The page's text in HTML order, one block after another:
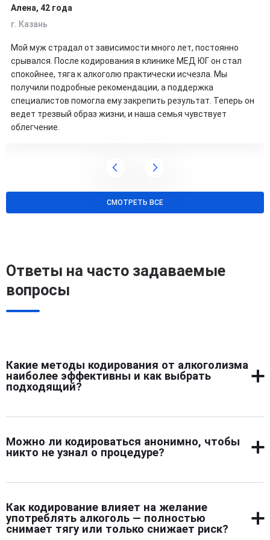
Алена, 42 года
г. Казань
Мой муж страдал от зависимости много лет, постоянно
срывался. После кодирования в клинике МЕД ЮГ он стал
спокойнее, тяга к алкоголю практически исчезла. Мы
получили подробные рекомендации, а поддержка
специалистов помогла ему закрепить результат. Теперь он
ведет трезвый образ жизни, и наша семья чувствует
облегчение.
СМОТРЕТЬ ВСЕ
Ответы на часто задаваемые
вопросы
Какие методы кодирования от алкоголизма
наиболее эффективны и как выбрать
подходящий?
Наиболее эффективными методами кодирования от
психотерапевтическое и комбинированное
кодирование. Медикаментозное воздействует на
вызывает физическую непереносимость спиртного.
Психотерапевтическое направлено на формирование
психологической установки трезвости и работу с
Можно ли кодироваться анонимно, чтобы
никто не узнал о процедуре?
Кодирование от алкоголизма можно пройти полностью
соблюдается конфиденциальность на всех этапах — от
первичной консультации и обследования до самой
Как кодирование влияет на желание
употреблять алкоголь — полностью
снимает тягу или только снижает риск?